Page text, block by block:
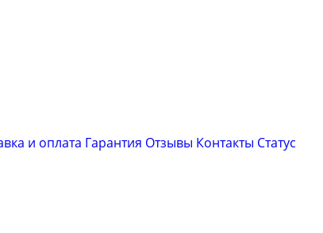
и оплата Гарантия Отзывы Контакты Cтатус